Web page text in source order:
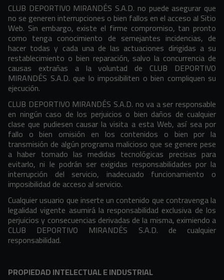
CLUB DEPORTIVO MIRANDÉS S.A.D. no puede asegurar que
no se generen interrupciones o bien fallos en el acceso al Sitio
Web. Sin embargo, existe el firme compromiso, tan pronto
como tenga conocimiento de semejantes incidencias, de
hacer todas y cada una de las actuaciones dirigidas a su
restablecimiento o bien reparación, salvo la concurrencia de
causas extrañas a la voluntad de CLUB DEPORTIVO
MIRANDÉS S.A.D. que lo imposibiliten o bien compliquen su
ejecución.
CLUB DEPORTIVO MIRANDÉS S.A.D. no va a ser responsable
en ningún caso de los perjuicios o bien daños de cualquier
clase que pudiesen causar la visita a esta Web, así sea por
fallo o bien omisión en los contenidos o bien por la
transmisión de algún programa malicioso que se genere pese
a haber tomado las medidas tecnológicas precisas para
evitarlo, ni le podrán ser exigidas responsabilidades por la
interrupción del servicio, inadecuado funcionamiento o
imposibilidad de acceso al servicio.
Cualquier usuario que inserte un contenido que contravenga la
legalidad vigente asumirá la responsabilidad exclusiva de los
perjuicios y consecuencias derivadas de la misma, eximiendo a
CLUB DEPORTIVO MIRANDÉS S.A.D. de cualquier
responsabilidad.
PROPIEDAD INTELECTUAL E INDUSTRIAL